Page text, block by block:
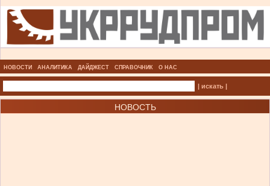
НОВОСТИ АНАЛИТИКА ДАЙДЖЕСТ СПРАВОЧНИК О НАС
| искать |
НОВОСТЬ